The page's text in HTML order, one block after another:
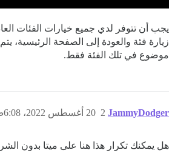
يجب أن تتوفر لدي جميع خيارات الفئات
زيارة فئة والعودة إلى الصفحة الرئيسية،
موضوع في تلك الفئة فقط.
JammyDodger 20 أغسطس 2022، 6:08ص 2
هل يمكنك تكرار هذا هنا على ميتا بدون